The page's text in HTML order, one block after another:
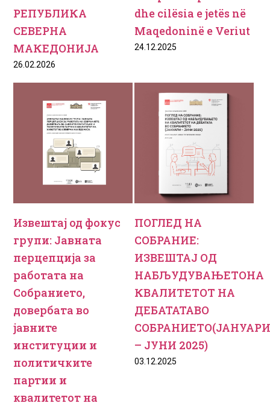
РЕПУБЛИКА
СЕВЕРНА
МАКЕДОНИЈА
26.02.2026
dhe cilësia e jetës në
Maqedoninë e Veriut
24.12.2025
Извештај од фокус
групи: Јавната
перцепција за
работата на
Собранието,
довербата во
јавните
институции и
политичките
партии и
квалитетот на
ПОГЛЕД НА
СОБРАНИЕ:
ИЗВЕШТАЈ ОД
НАБЉУДУВАЊЕТОНА
КВАЛИТЕТОТ НА
ДЕБАТАТАВО
СОБРАНИЕТО(ЈАНУАРИ
– ЈУНИ 2025)
03.12.2025